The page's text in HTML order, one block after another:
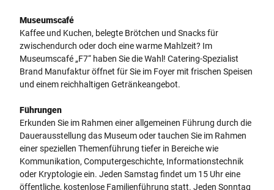
Museumscafé
Kaffee und Kuchen, belegte Brötchen und Snacks für
zwischendurch oder doch eine warme Mahlzeit? Im
Museumscafé „F7“ haben Sie die Wahl! Catering-Spezialist
Brand Manufaktur öffnet für Sie im Foyer mit frischen Speisen
und einem reichhaltigen Getränkeangebot.
Führungen
Erkunden Sie im Rahmen einer allgemeinen Führung durch die
Dauerausstellung das Museum oder tauchen Sie im Rahmen
einer speziellen Themenführung tiefer in Bereiche wie
Kommunikation, Computergeschichte, Informationstechnik
oder Kryptologie ein. Jeden Samstag findet um 15 Uhr eine
öffentliche, kostenlose Familienführung statt. Jeden Sonntag